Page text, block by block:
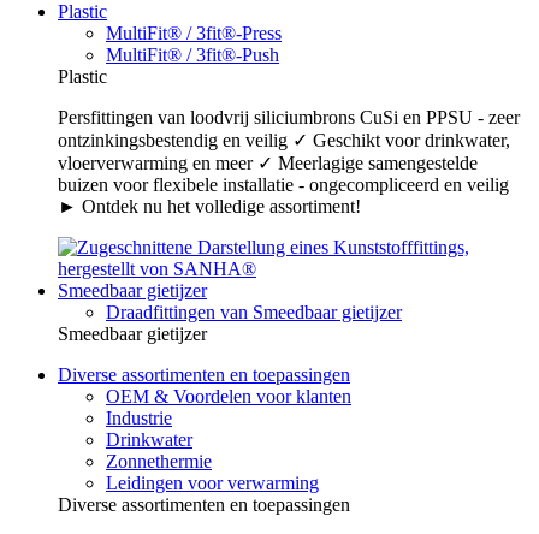
Plastic
MultiFit® / 3fit®-Press
MultiFit® / 3fit®-Push
Plastic
Persfittingen van loodvrij siliciumbrons CuSi en PPSU - zeer
ontzinkingsbestendig en veilig ✓ Geschikt voor drinkwater,
vloerverwarming en meer ✓ Meerlagige samengestelde
buizen voor flexibele installatie - ongecompliceerd en veilig
► Ontdek nu het volledige assortiment!
Smeedbaar gietijzer
Draadfittingen van Smeedbaar gietijzer
Smeedbaar gietijzer
Diverse assortimenten en toepassingen
OEM & Voordelen voor klanten
Industrie
Drinkwater
Zonnethermie
Leidingen voor verwarming
Diverse assortimenten en toepassingen